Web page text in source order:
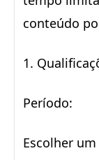
conteúdo
1.
Período:
Escolher